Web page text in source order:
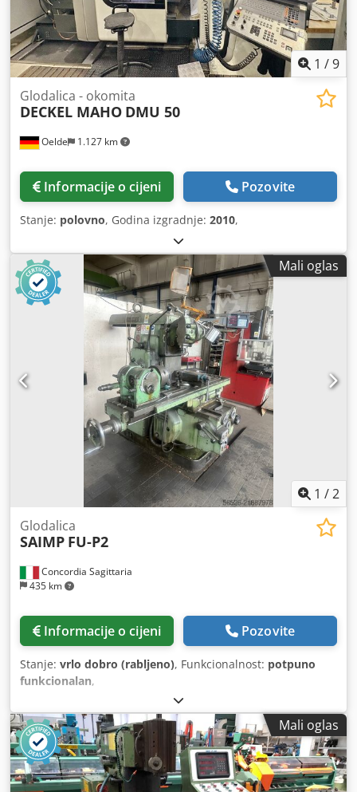
1 /9
Oelde 1.127 km
Glodalica - okomita
DECKEL MAHO DMU 50
Informacije o cijeni Pozovite
Stanje: polovno, Godina izgradnje: 2010,
Mali oglas
1 /2
Concordia Sagittaria
435 km
Glodalica
SAIMP FU-P2
Informacije o cijeni Pozovite
Stanje: vrlo dobro (rabljeno), Funkcionalnost: potpuno
funkcionalan,
Mali oglas